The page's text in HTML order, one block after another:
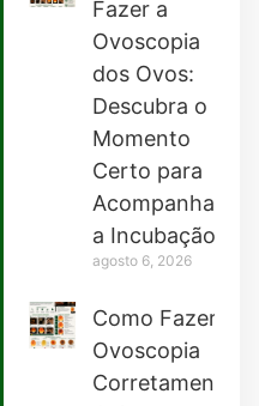
Fazer a
Ovoscopia
dos Ovos:
Descubra o
Momento
Certo para
Acompanhar
a Incubação
agosto 6, 2026
Como Fazer
Ovoscopia
Corretamente: